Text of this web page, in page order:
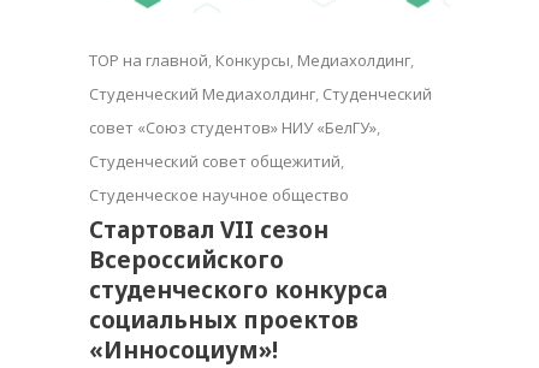
TOP на главной, Конкурсы, Медиахолдинг,
Студенческий Медиахолдинг, Студенческий
совет «Союз студентов» НИУ «БелГУ»,
Студенческий совет общежитий,
Студенческое научное общество
Стартовал VII сезон
Всероссийского
студенческого конкурса
социальных проектов
«Инносоциум»!